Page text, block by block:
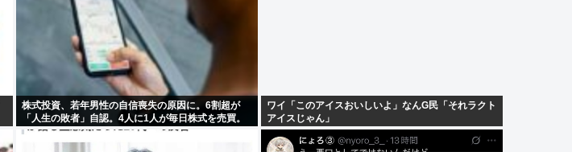
株式投資、若年男性の自信喪失の原因に。6割超が
「人生の敗者」自認。4人に1人が毎日株式を売買。
ワイ「このアイスおいしいよ」なんG民「それラクト
アイスじゃん」